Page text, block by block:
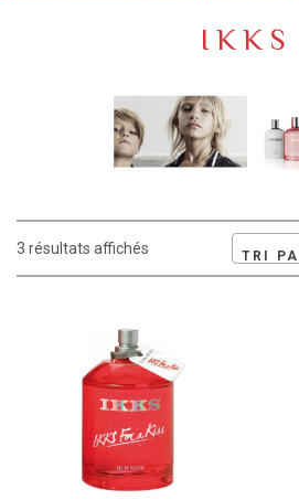
IKKS
3 résultats affichés TRI